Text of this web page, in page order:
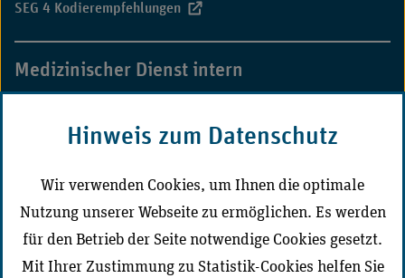
SEG 4 Kodierempfehlungen
Medizinischer Dienst intern
Der Medizinische Dienst vor Ort
Hinweis zum Datenschutz
Wir verwenden Cookies, um Ihnen die optimale
Nutzung unserer Webseite zu ermöglichen. Es werden
für den Betrieb der Seite notwendige Cookies gesetzt.
Mit Ihrer Zustimmung zu Statistik-Cookies helfen Sie